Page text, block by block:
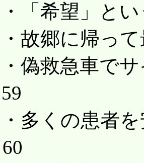
望」とい
に帰って最
車でサイ
患者を安